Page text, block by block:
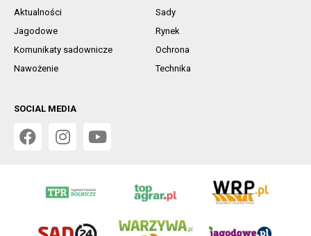
Aktualności
Sady
Jagodowe
Rynek
Komunikaty sadownicze
Ochrona
Nawożenie
Technika
SOCIAL MEDIA